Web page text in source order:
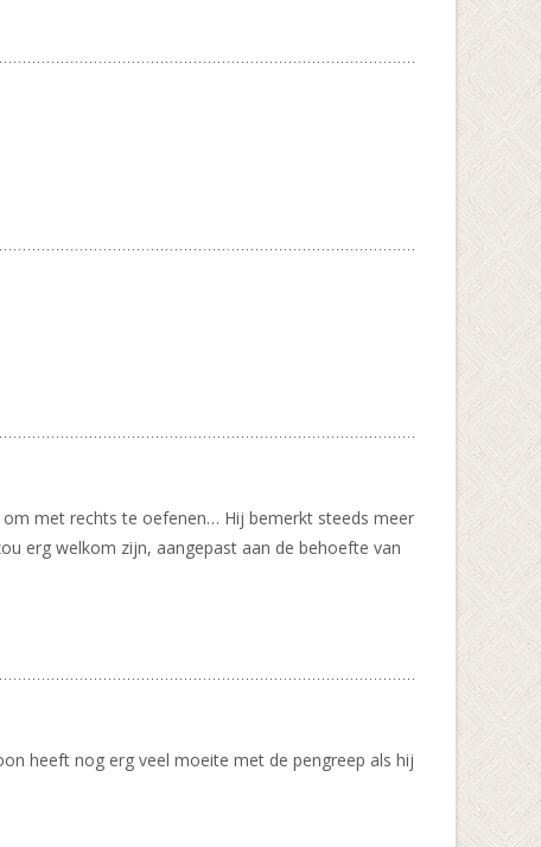
met rechts te oefenen… Hij bemerkt steeds meer
erg welkom zijn, aangepast aan de behoefte van
heeft nog erg veel moeite met de pengreep als hij